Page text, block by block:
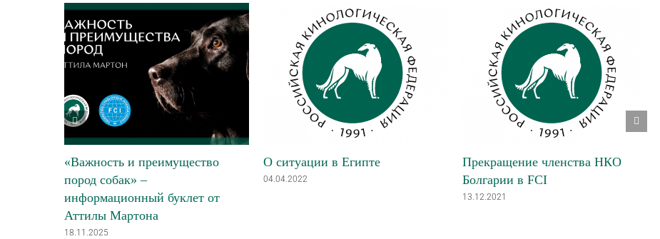
«Важность и преимущество
пород собак» –
информационный буклет от
Аттилы Мартона
18.11.2025
О ситуации в Египте
04.04.2022
Прекращение членства НКО
Болгарии в FCI
13.12.2021